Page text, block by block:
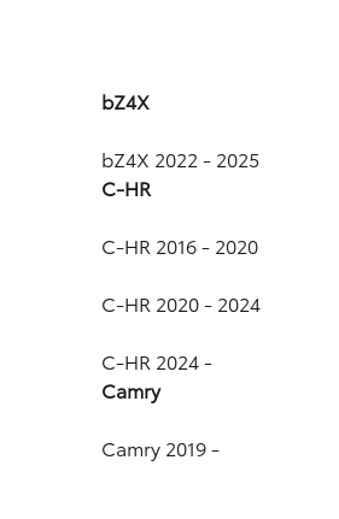
bZ4X
bZ4X 2022 - 2025
C-HR
C-HR 2016 - 2020
C-HR 2020 - 2024
C-HR 2024 -
Camry
Camry 2019 -